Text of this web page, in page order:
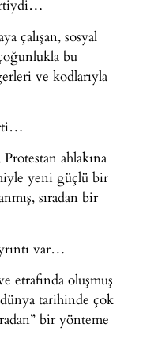
çalışan, sosyal
bu
ve kodlarıyla
ahlakına
yeni güçlü bir
sıradan bir
var…
etrafında oluşmuş
tarihinde çok
bir yönteme